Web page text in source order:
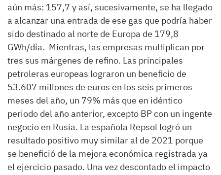
aún más: 157,7 y así, sucesivamente, se ha llegado
a alcanzar una entrada de ese gas que podría haber
sido destinado al norte de Europa de 179,8
GWh/día. Mientras, las empresas multiplican por
tres sus márgenes de refino. Las principales
petroleras europeas lograron un beneficio de
53.607 millones de euros en los seis primeros
meses del año, un 79% más que en idéntico
periodo del año anterior, excepto BP con un ingente
negocio en Rusia. La española Repsol logró un
resultado positivo muy similar al de 2021 porque
se benefició de la mejora económica registrada ya
el ejercicio pasado. Una vez descontado el impacto